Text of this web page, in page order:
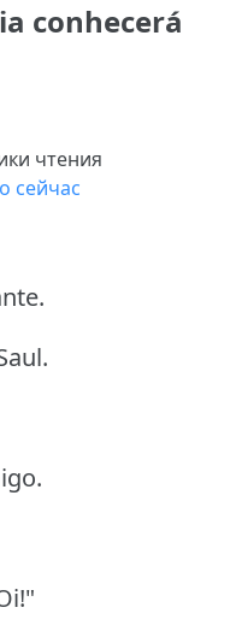
conhecerá
чтения
сейчас